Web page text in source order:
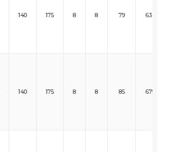
140 175 8 8 79 634
140 175 8 8 85 679